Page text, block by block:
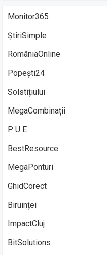
Monitor365
ȘtiriSimple
RomâniaOnline
Popești24
Solstițiului
MegaCombinații
P U E
BestResource
MegaPonturi
GhidCorect
Biruinței
ImpactCluj
BitSolutions